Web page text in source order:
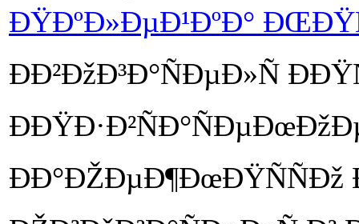
ÐŸÐºÐ»ÐµÐ¹ÐºÐ°
ÐÐ²ÐžÐ³Ð°ÑÐµÐ»Ñ